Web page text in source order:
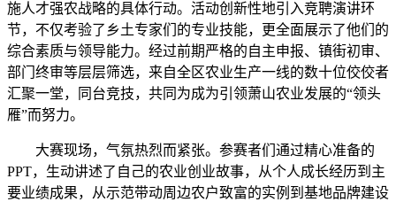
施人才强农战略的具体行动。活动创新性地引入竞聘演讲环
节，不仅考验了乡土专家们的专业技能，更全面展示了他们的
综合素质与领导能力。经过前期严格的自主申报、镇街初审、
部门终审等层层筛选，来自全区农业生产一线的数十位佼佼者
汇聚一堂，同台竞技，共同为成为引领萧山农业发展的“领头
雁”而努力。
大赛现场，气氛热烈而紧张。参赛者们通过精心准备的
PPT，生动讲述了自己的农业创业故事，从个人成长经历到主
要业绩成果，从示范带动周边农户致富的实例到基地品牌建设